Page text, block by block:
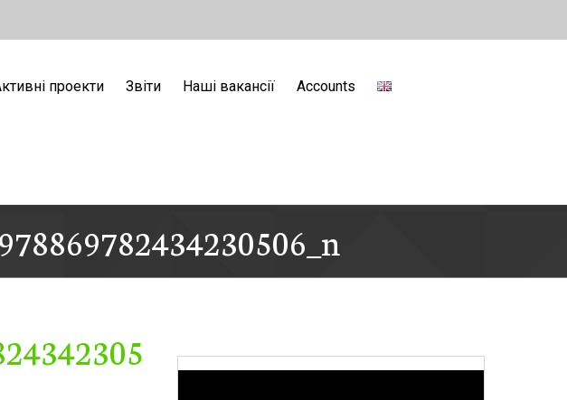
проекти Звіти Наші вакансії Accounts